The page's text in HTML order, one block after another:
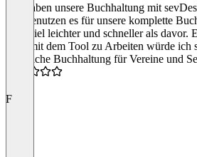
Wir haben unsere Buchhaltung mit
und benutzen es für unsere komplette
alles viel leichter und schneller als davor.
spaß mit dem Tool zu Arbeiten würde ich
“Einfache Buchhaltung für Vereine und
F